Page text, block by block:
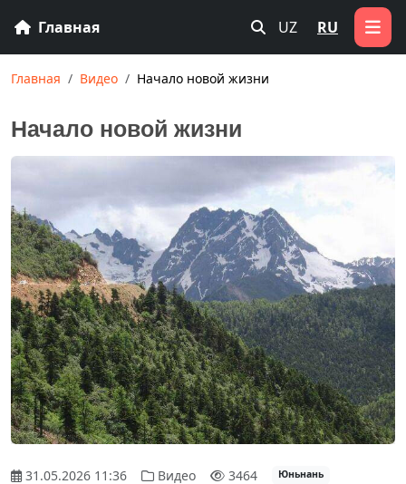
Главная UZ RU
Главная Видео Начало новой жизни
Начало новой жизни
31.05.2026 11:36 Видео 3464
Юньнань